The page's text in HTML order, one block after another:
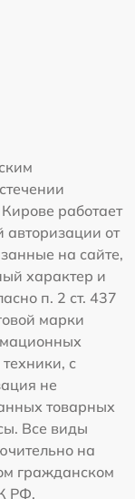
работает
от
на сайте,
характер и
п. 2 ст. 437
марки
с
не
товарных
Все виды
на
гражданском
РФ.